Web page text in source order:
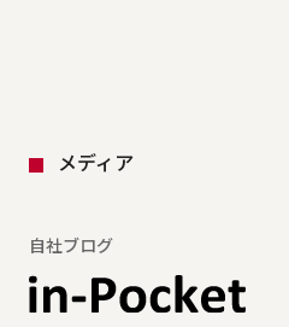
メディア
自社ブログ